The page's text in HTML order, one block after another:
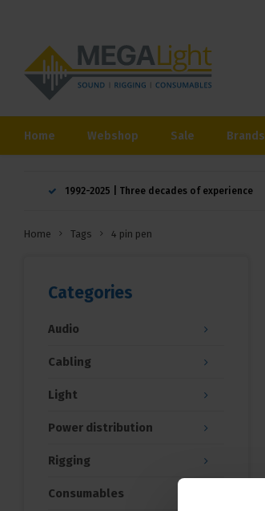
Home Webshop Sale Brands
1992-2025 | Three decades of experience
Home Tags 4 pin pen
Categories
Audio
Cabling
Light
Power distribution
Rigging
Consumables